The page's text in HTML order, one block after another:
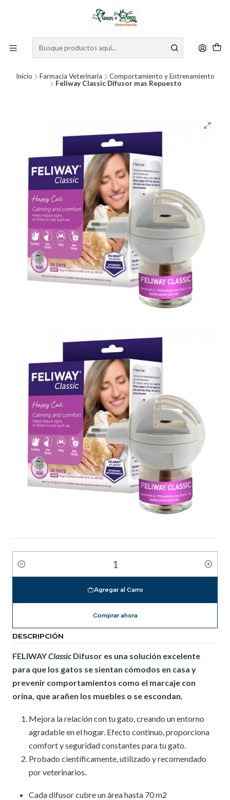
Inicio Farmacia Veterinaria
Comportamiento y Entrenamiento
Feliway Classic Difusor mas Repuesto
Cantidad
Agregar al Carro
Comprar ahora
DESCRIPCIÓN
FELIWAYClassic Difusor es una solución excelente
para que los gatos se sientan cómodos en casa y
prevenir comportamientos como el marcaje con
orina, que arañen los muebles o se escondan.
Mejora la relación con tu gato, creando un entorno
agradable en el hogar. Efecto continuo, proporciona
comfort y seguridad constantes para tu gato.
Probado científicamente, utilizado y recomendado
por veterinarios.
Cada difusor cubre un área hasta 70 m2